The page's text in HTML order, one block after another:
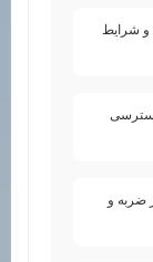
شرایط
و